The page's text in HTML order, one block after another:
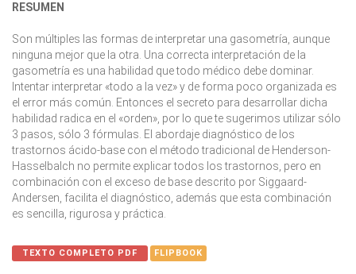
RESUMEN
Son múltiples las formas de interpretar una gasometría, aunque
ninguna mejor que la otra. Una correcta interpretación de la
gasometría es una habilidad que todo médico debe dominar.
Intentar interpretar «todo a la vez» y de forma poco organizada es
el error más común. Entonces el secreto para desarrollar dicha
habilidad radica en el «orden», por lo que te sugerimos utilizar sólo
3 pasos, sólo 3 fórmulas . El abordaje diagnóstico de los
trastornos ácido-base con el método tradicional de Henderson-
Hasselbalch no permite explicar todos los trastornos, pero en
combinación con el exceso de base descrito por Siggaard-
Andersen, facilita el diagnóstico, además que esta combinación
es sencilla, rigurosa y práctica.
TEXTO COMPLETO PDF FLIPBOOK